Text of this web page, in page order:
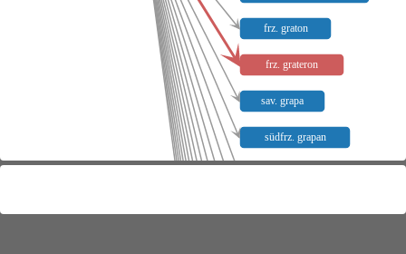
frz. graton
frz. grateron
sav. grapa
südfrz. grapan